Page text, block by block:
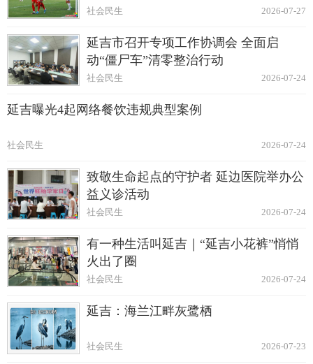
2026-07-27
社会民生
延吉市召开专项工作协调会 全面启
动“僵尸车”清零整治行动
2026-07-24
社会民生
延吉曝光4起网络餐饮违规典型案例
2026-07-24
社会民生
致敬生命起点的守护者 延边医院举办公
益义诊活动
2026-07-24
社会民生
有一种生活叫延吉｜“延吉小花裤”悄悄
火出了圈
2026-07-24
社会民生
延吉：海兰江畔灰鹭栖
2026-07-23
社会民生